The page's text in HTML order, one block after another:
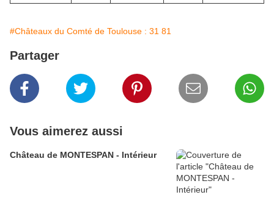
#Châteaux du Comté de Toulouse : 31 81
Partager
Vous aimerez aussi
Château de MONTESPAN - Intérieur